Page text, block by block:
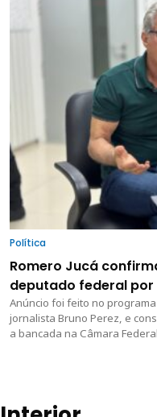
Política
Romero Jucá
deputado federal por
Anúncio foi feito no
jornalista Bruno Perez, e
a bancada na Câmara Federal